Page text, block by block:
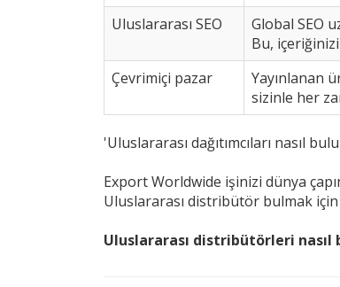
Uluslararası SEO
Global SEO
Bu,
Çevrimiçi pazar
Yayınlanan
sizinle her
'Uluslararası dağıtımcıları nasıl
Export Worldwide işinizi dünya
Uluslararası distribütör bulmak için
Uluslararası distribütörleri nasıl